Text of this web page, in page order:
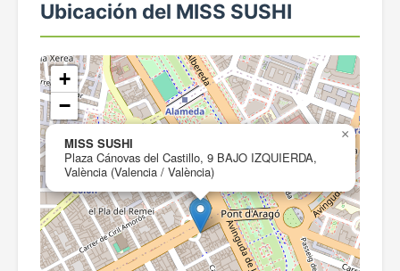
Ubicación del MISS SUSHI
MISS SUSHI
Plaza Cánovas del Castillo, 9 BAJO IZQUIERDA,
València (Valencia / València)
×
+
−